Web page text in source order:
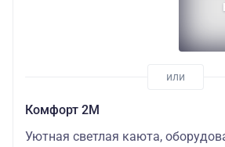
Комфорт 2M
Уютная светлая каюта,